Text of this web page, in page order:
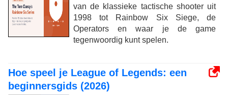
van de klassieke tactische shooter uit
1998 tot Rainbow Six Siege, de
Operators en waar je de game
tegenwoordig kunt spelen.
Hoe speel je League of Legends: een
beginnersgids (2026)